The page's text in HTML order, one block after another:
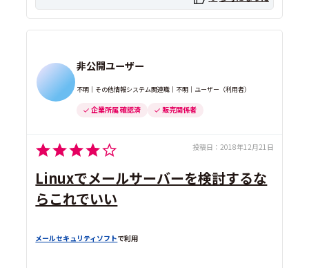
非公開ユーザー
不明｜その他情報システム関連職｜不明｜ユーザー（利用者）
企業所属 確認済 販売関係者
投稿日： 2018年12月21日
Linuxでメールサーバーを検討するな
らこれでいい
メールセキュリティソフトで利用